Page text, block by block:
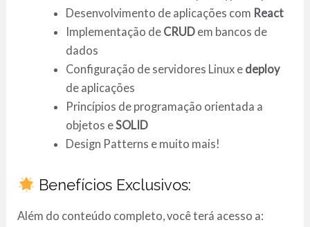
Desenvolvimento de aplicações com React
Implementação de CRUDem bancos de
dados
Configuração de servidores Linux e deploy
de aplicações
Princípios de programação orientada a
objetos eSOLID
Design Patterns e muito mais!
Benefícios Exclusivos:
Além do conteúdo completo, você terá acesso a: